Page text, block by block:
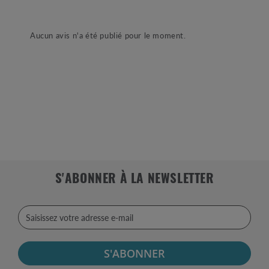
Aucun avis n'a été publié pour le moment.
S'ABONNER À LA NEWSLETTER
S'ABONNER